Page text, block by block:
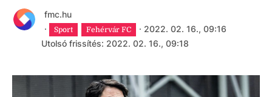
fmc.hu
·
Sport Fehérvár FC · 2022. 02. 16., 09:16
Utolsó frissítés: 2022. 02. 16., 09:18